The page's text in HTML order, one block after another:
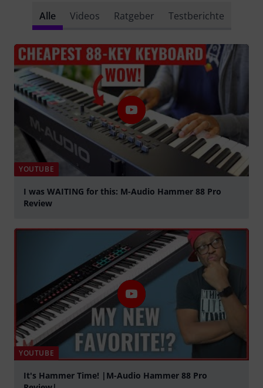
Alle Videos Ratgeber Testberichte
YOUTUBE
I was WAITING for this: M-Audio Hammer 88 Pro
Review
YOUTUBE
It's Hammer Time! |M-Audio Hammer 88 Pro